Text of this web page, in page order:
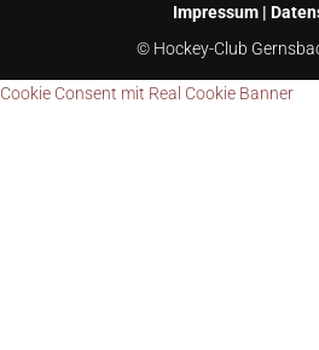
Impressum |
© Hockey-Club
Cookie Consent mit Real Cookie Banner